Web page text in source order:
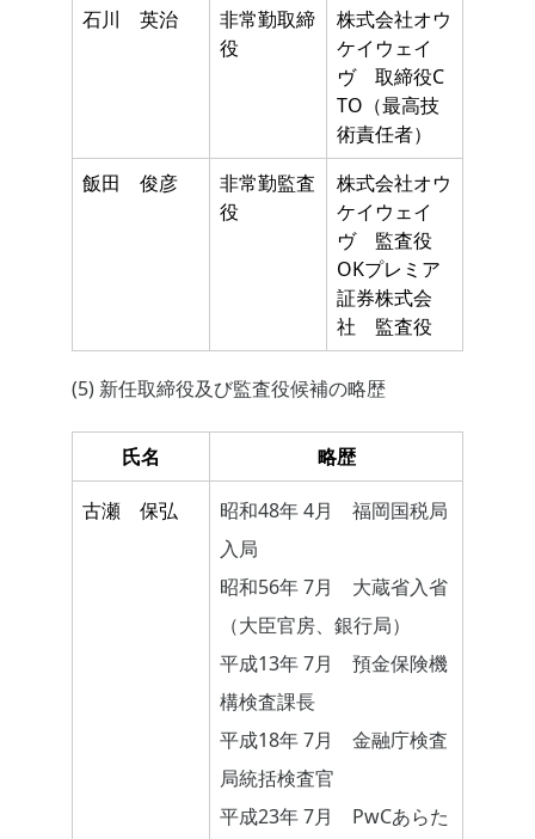
石川 英治
非常勤取締
役
株式会社オウ
ケイウェイ
ヴ 取締役C
TO（最高技
術責任者）
飯田 俊彦
非常勤監査
役
株式会社オウ
ケイウェイ
ヴ 監査役
OKプレミア
証券株式会
社 監査役
(5) 新任取締役及び監査役候補の略歴
氏名 略歴
古瀬 保弘
昭和48年 4月 福岡国税局
入局
昭和56年 7月 大蔵省入省
（大臣官房、銀行局）
平成13年 7月 預金保険機
構検査課長
平成18年 7月 金融庁検査
局統括検査官
平成23年 7月 PwCあらた